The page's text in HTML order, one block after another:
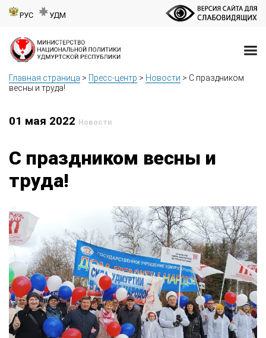
РУС УДМ
Главная страница > Пресс-центр > Новости > С праздником
весны и труда!
01 мая 2022 Новости
С праздником весны и
труда!